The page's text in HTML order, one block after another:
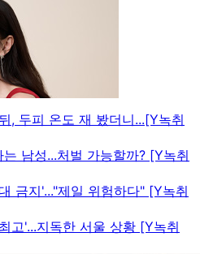
, 두피 온도 재 봤더니...[Y녹취
남성...처벌 가능할까? [Y녹취
금지'..."제일 위험하다" [Y녹취
고'...지독한 서울 상황 [Y녹취